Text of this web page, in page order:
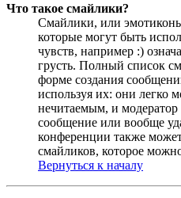
Что такое смайлики?
Смайлики, или
которые могут быть
чувств, например :)
грусть. Полный список
форме создания
используя их: они легко
нечитаемым, и модератор
сообщение или вообще
конференции также
смайликов, которое
Вернуться к началу